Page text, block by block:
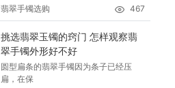
翡翠手镯选购
467
挑选翡翠玉镯的窍门 怎样观察翡
翠手镯外形好不好
圆型扁条的翡翠手镯因为条子已经压
扁，在保